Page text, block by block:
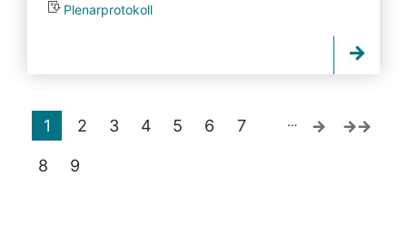
Plenarprotokoll
1 2 3 4 5 6 7
8 9
…